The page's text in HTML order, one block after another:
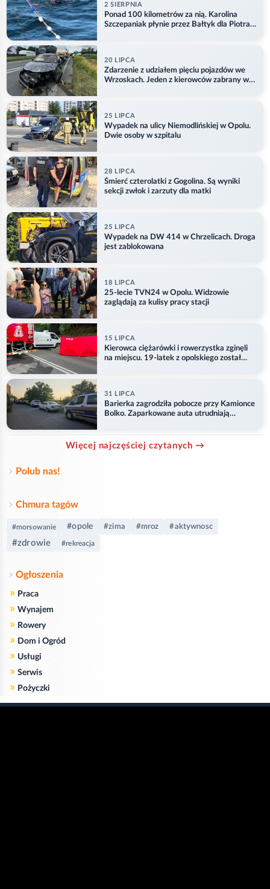
2 SIERPNIA
Ponad 100 kilometrów za nią. Karolina
Szczepaniak płynie przez Bałtyk dla Piotra.
20 LIPCA
Zdarzenie z udziałem pięciu pojazdów we
Wrzoskach. Jeden z kierowców zabrany w
25 LIPCA
Wypadek na ulicy Niemodlińskiej w Opolu.
Dwie osoby w szpitalu
28 LIPCA
Śmierć czterolatki z Gogolina. Są wyniki
sekcji zwłok i zarzuty dla matki
25 LIPCA
Wypadek na DW 414 w Chrzelicach. Droga
jest zablokowana
18 LIPCA
25-lecie TVN24 w Opolu. Widzowie
zaglądają za kulisy pracy stacji
15 LIPCA
Kierowca ciężarówki i rowerzystka zginęli
na miejscu. 19-latek z opolskiego został
31 LIPCA
Barierka zagrodziła pobocze przy Kamionce
Bolko. Zaparkowane auta utrudniają
Więcej najczęściej czytanych →
Polub nas!
Chmura tagów
#morsowanie #opole #zima #mroz #aktywnosc
#zdrowie #rekreacja
Ogłoszenia
» Praca
» Wynajem
» Rowery
» Dom i Ogród
» Usługi
» Serwis
» Pożyczki